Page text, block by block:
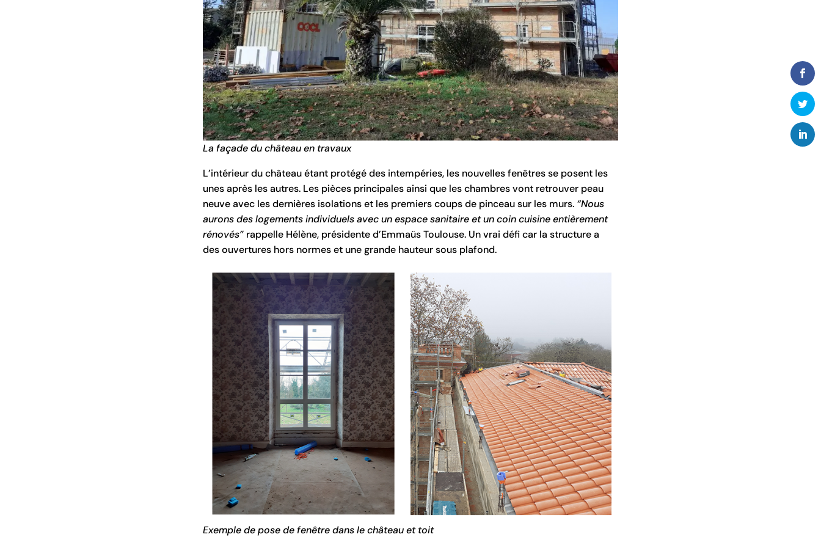
La façade du château en travaux
L’intérieur du château étant protégé des intempéries, les nouvelles fenêtres se posent les
unes après les autres. Les pièces principales ainsi que les chambres vont retrouver peau
neuve avec les dernières isolations et les premiers coups de pinceau sur les murs. “Nous
aurons des logements individuels avec un espace sanitaire et un coin cuisine entièrement
rénovés” rappelle Hélène, présidente d’Emmaüs Toulouse. Un vrai défi car la structure a
des ouvertures hors normes et une grande hauteur sous plafond.
Exemple de pose de fenêtre dans le château et toit